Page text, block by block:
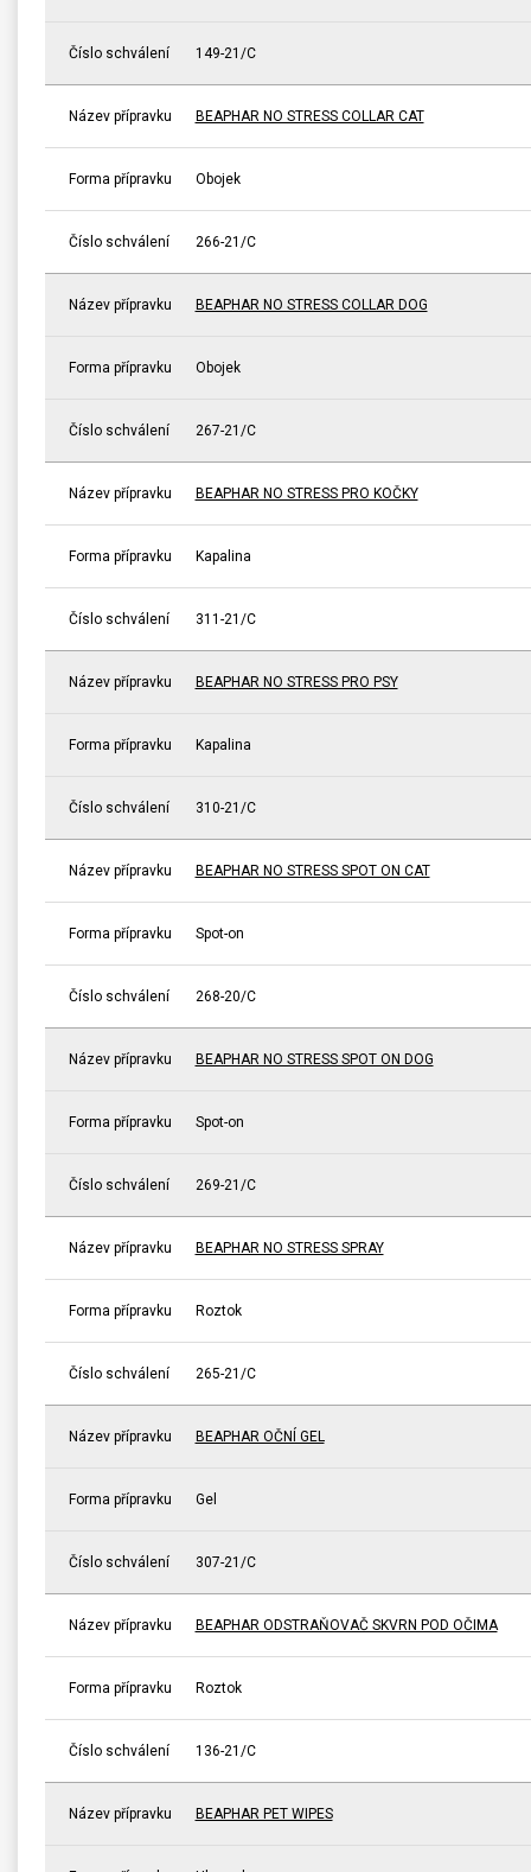
Číslo schválení 149-21/C
Název přípravku BEAPHAR NO STRESS COLLAR CAT
Forma přípravku Obojek
Číslo schválení 266-21/C
Název přípravku BEAPHAR NO STRESS COLLAR DOG
Forma přípravku Obojek
Číslo schválení 267-21/C
Název přípravku BEAPHAR NO STRESS PRO KOČKY
Forma přípravku Kapalina
Číslo schválení 311-21/C
Název přípravku BEAPHAR NO STRESS PRO PSY
Forma přípravku Kapalina
Číslo schválení 310-21/C
Název přípravku BEAPHAR NO STRESS SPOT ON CAT
Forma přípravku Spot-on
Číslo schválení 268-20/C
Název přípravku BEAPHAR NO STRESS SPOT ON DOG
Forma přípravku Spot-on
Číslo schválení 269-21/C
Název přípravku BEAPHAR NO STRESS SPRAY
Forma přípravku Roztok
Číslo schválení 265-21/C
Název přípravku BEAPHAR OČNÍ GEL
Forma přípravku Gel
Číslo schválení 307-21/C
Název přípravku BEAPHAR ODSTRAŇOVAČ SKVRN POD OČIMA
Forma přípravku Roztok
Číslo schválení 136-21/C
Název přípravku BEAPHAR PET WIPES